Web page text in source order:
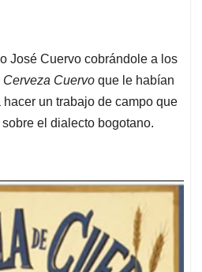
José Cuervo cobrándole a los
Cerveza Cuervo que le habían
un trabajo de campo que
el dialecto bogotano.